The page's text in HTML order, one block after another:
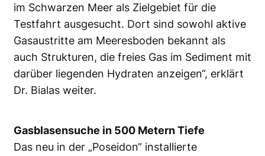
im Schwarzen Meer als Zielgebiet für die
Testfahrt ausgesucht. Dort sind sowohl aktive
Gasaustritte am Meeresboden bekannt als
auch Strukturen, die freies Gas im Sediment mit
darüber liegenden Hydraten anzeigen“, erklärt
Dr. Bialas weiter.
Gasblasensuche in 500 Metern Tiefe
Das neu in der „Poseidon“ installierte